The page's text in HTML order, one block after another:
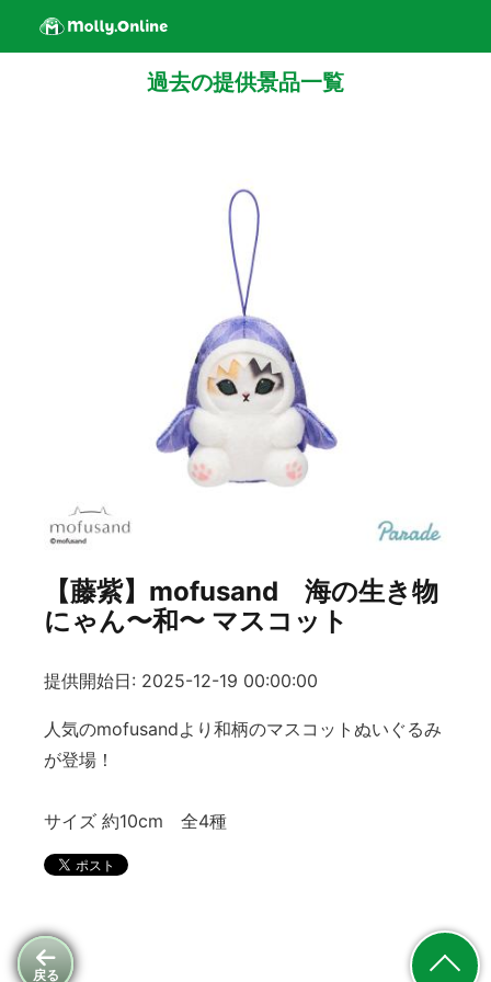
戻る
過去の提供景品一覧
【藤紫】mofusand 海の生き物
にゃん〜和〜 マスコット
提供開始日: 2025-12-19 00:00:00
人気のmofusandより和柄のマスコットぬいぐるみ
が登場！
サイズ 約10cm 全4種